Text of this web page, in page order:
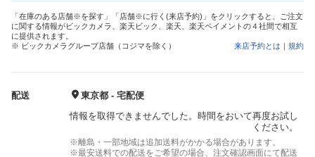
「在庫のある店舗※を探す」「店舗※に行く(来店予約)」をクリックすると、ご注文
に関する情報がビックカメラ、楽天ビック、楽天、楽天ペイメントの４社間で相互
に提供されます。
※ ビックカメラグループ店舗（コジマを除く）
来店予約とは ｜ 規約
配送
東京都 - 宅配便
情報を取得できませんでした。時間をおいて再度お試し
ください。
※離島・一部地域は追加送料がかかる場合があります。
※最安送料での配送をご希望の場合、注文確認画面にて配送